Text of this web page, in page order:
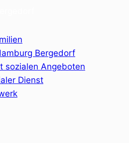
Bergedorf
sozialen Angeboten
Dienst